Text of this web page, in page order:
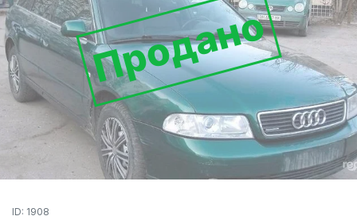
Продано
ID: 1908